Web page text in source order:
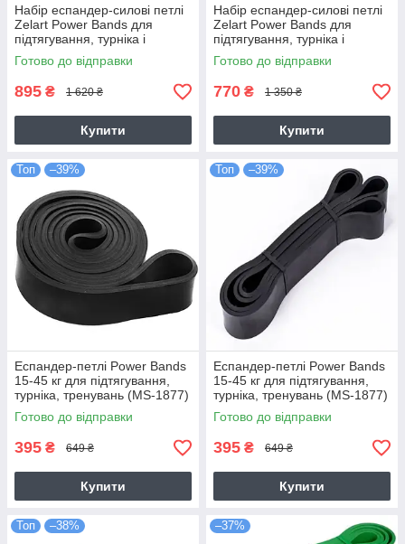
Набір еспандер-силові петлі
Zelart Power Bands для
підтягування, турніка і
тренувань (FI-2606-2-3)
Готово до відправки
895 ₴ 1 620 ₴
Купити
Набір еспандер-силові петлі
Zelart Power Bands для
підтягування, турніка і
тренувань (FI-2606-1-2)
Готово до відправки
770 ₴ 1 350 ₴
Купити
Топ –39%
Еспандер-петлі Power Bands
15-45 кг для підтягування,
турніка, тренувань (MS-1877)
Готово до відправки
395 ₴ 649 ₴
Купити
Топ –39%
Еспандер-петлі Power Bands
15-45 кг для підтягування,
турніка, тренувань (MS-1877)
Готово до відправки
395 ₴ 649 ₴
Купити
Топ –38% –37%